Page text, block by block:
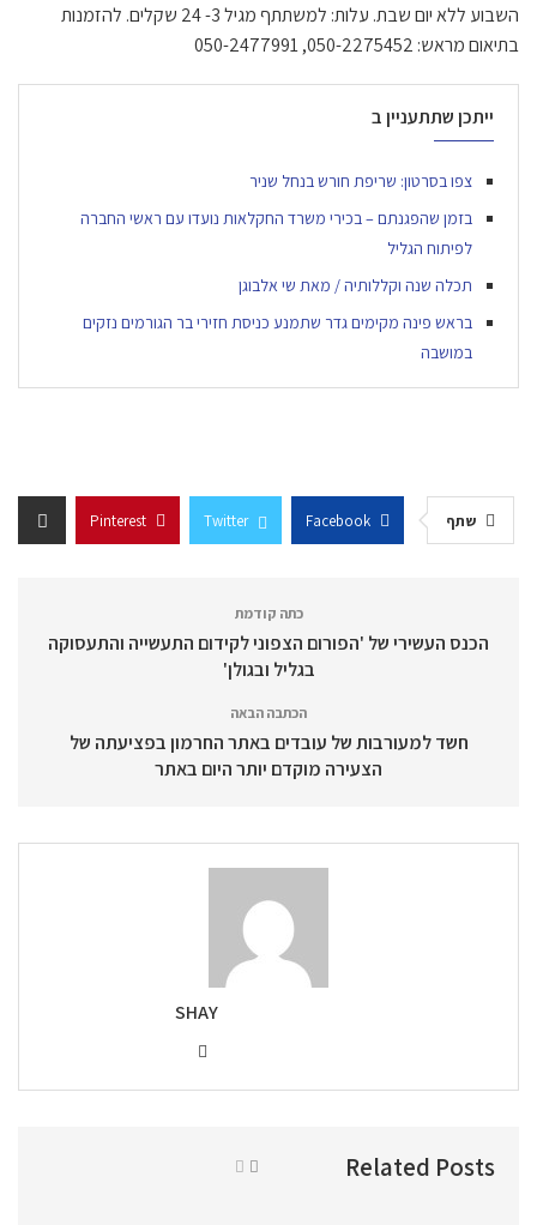
השבוע ללא יום שבת. עלות: למשתתף מגיל 3- 24 שקלים. להזמנות
בתיאום מראש: 050-2275452, 050-2477991
ייתכן שתתעניין ב
צפו בסרטון: שריפת חורש בנחל שניר
בזמן שהפגנתם – בכירי משרד החקלאות נועדו עם ראשי החברה
לפיתוח הגליל
תכלה שנה וקללותיה / מאת שי אלבוגן
בראש פינה מקימים גדר שתמנע כניסת חזירי בר הגורמים נזקים
במושבה
שתף Facebook
Twitter
Pinterest
כתה קודמת
הכנס העשירי של 'הפורום הצפוני לקידום התעשייה והתעסוקה
בגליל ובגולן'
הכתבה הבאה
חשד למעורבות של עובדים באתר החרמון בפציעתה של
הצעירה מוקדם יותר היום באתר
SHAY
Related Posts